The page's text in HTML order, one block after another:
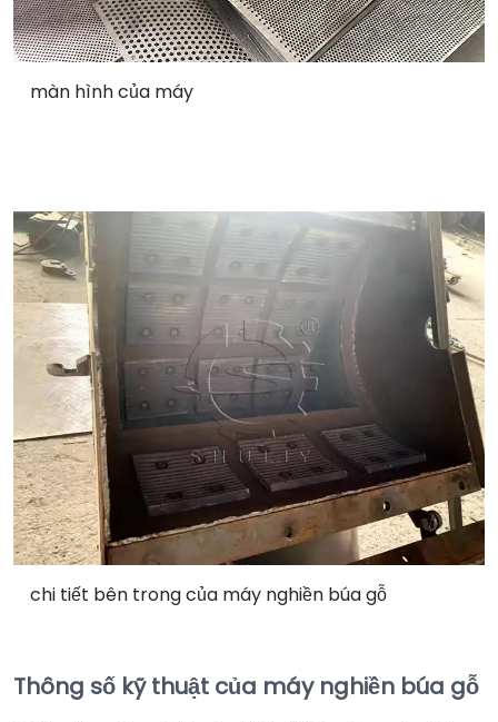
màn hình của máy
chi tiết bên trong của máy nghiền búa gỗ
Thông số kỹ thuật của máy nghiền búa gỗ